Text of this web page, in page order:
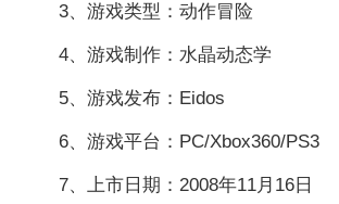
3、游戏类型：动作冒险
4、游戏制作：水晶动态学
5、游戏发布：Eidos
6、游戏平台：PC/Xbox360/PS3
7、上市日期：2008年11月16日